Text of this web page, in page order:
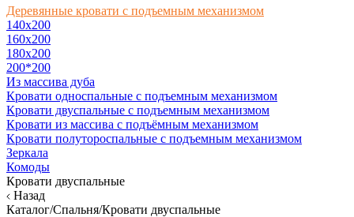
Деревянные кровати с подъемным механизмом
140x200
160х200
180х200
200*200
Из массива дуба
Кровати односпальные с подъемным механизмом
Кровати двуспальные с подъемным механизмом
Кровати из массива с подъёмным механизмом
Кровати полутороспальные с подъемным механизмом
Зеркала
Комоды
Кровати двуспальные
Назад
Каталог/Спальня/Кровати двуспальные